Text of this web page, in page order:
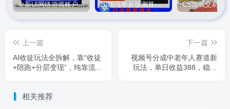
全新UI网络游戏账户交易平台系统 全开源版本 2026马年新版测算系统源码
上一篇
AI收徒玩法全拆解，靠“收徒
+陪跑+分层变现”，纯靠流量
下一篇
视频号分成中老年人赛道新
玩法，单日收益388，稳定
相关推荐